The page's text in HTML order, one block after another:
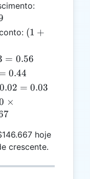
= 1.4859
(1 +
= 2.6533
(1 +
= 0.56
0.44
0.02 = 0.03
×
hoje
crescente.